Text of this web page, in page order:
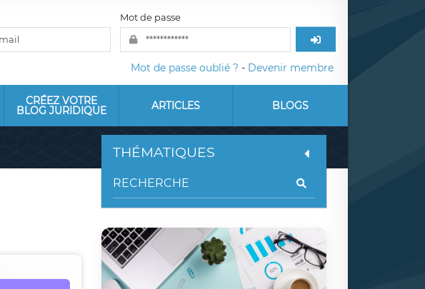
Mot de passe
Mot de passe oublié ? - Devenir membre
CRÉEZ VOTRE
BLOG JURIDIQUE ARTICLES BLOGS
THÉMATIQUES